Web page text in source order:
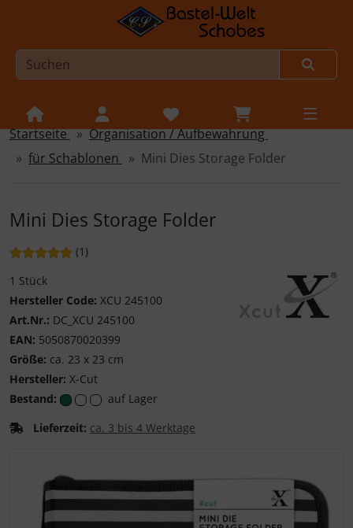
Sprungnavigation
Springe zur Navigation
Springe zum Inhalt
Springe zum Button für Einstellungen
Springe zu den allgemeinen Informationen
Startseite
Organisation / Aufbewahrung
für Schablonen
Mini Dies Storage Folder
Mini Dies Storage Folder
Bewertung: 5 von 5 Sternen!
(1 Bewertungen
)
1 Stück
Hersteller Code: XCU 245100
Art.Nr.: DC_XCU 245100
EAN: 5050870020399
Größe: ca. 23 x 23 cm
Hersteller: X-Cut
Bestand:
auf Lager
Lieferzeit: ca. 3 bis 4 Werktage